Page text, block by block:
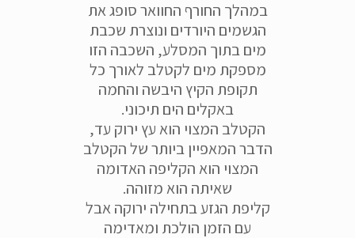
במהלך החורף החוואר סופג את
הגשמים היורדים ונוצרת שכבת
מים בתוך המסלע, השכבה הזו
מספקת מים לקטלב לאורך כל
תקופת הקיץ היבשה והחמה
באקלים הים תיכוני.
הקטלב המצוי הוא עץ ירוק עד,
הדבר המאפיין ביותר של הקטלב
המצוי הוא הקליפה האדומה
שאיתה הוא מזוהה.
קליפת הגזע בתחילה ירוקה אבל
עם הזמן הולכת ומאדימה